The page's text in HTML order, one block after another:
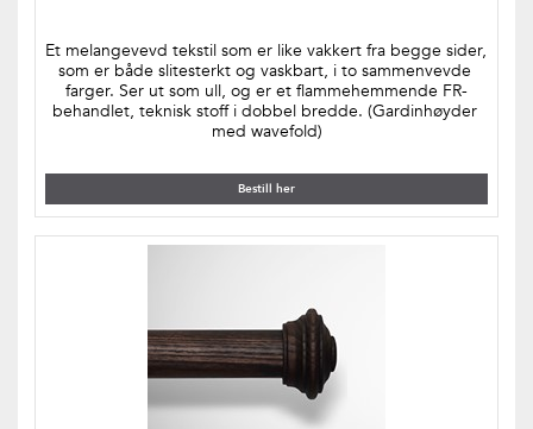
Et melangevevd tekstil som er like vakkert fra begge sider,
som er både slitesterkt og vaskbart, i to sammenvevde
farger. Ser ut som ull, og er et flammehemmende FR-
behandlet, teknisk stoff i dobbel bredde. (Gardinhøyder
med wavefold)
Bestill her